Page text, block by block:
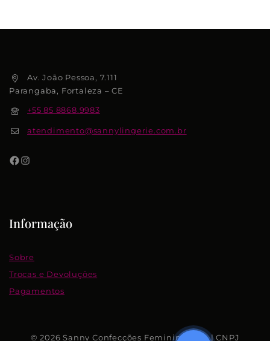
Av. João Pessoa, 7.111
Parangaba, Fortaleza – CE
+55 85 8868.9983
atendimento@sannylingerie.com.br
Informação
Sobre
Trocas e Devoluções
Pagamentos
© 2026 Sanny Confecções Femininas S.A. | CNPJ